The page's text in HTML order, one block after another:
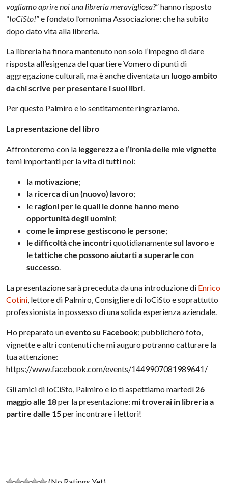
vogliamo aprire noi una libreria meravigliosa?” hanno risposto
“IoCiSto!” e fondato l’omonima Associazione: che ha subito
dopo dato vita alla libreria.
La libreria ha finora mantenuto non solo l’impegno di dare
risposta all’esigenza del quartiere Vomero di punti di
aggregazione culturali, ma è anche diventata un luogo ambito
da chi scrive per presentare i suoi libri
Per questo Palmiro e io sentitamente ringraziamo.
La presentazione del libro
Affronteremo con la leggerezza e l’ironia delle mie vignette
temi importanti per la vita di tutti noi:
la motivazione;
la ricerca di un (nuovo) lavoro;
le ragioni per le quali le donne hanno meno
opportunità degli uomini;
come le imprese gestiscono le persone;
ledifficoltà che incontriquotidianamentesul lavoroe
letattiche che possono aiutarti a superarle con
successo
La presentazione sarà preceduta da una introduzione di Enrico
Cotini , lettore di Palmiro, Consigliere di IoCiSto e soprattutto
professionista in possesso di una solida esperienza aziendale.
Ho preparato unevento su Facebook; pubblicherò foto,
vignette e altri contenuti che mi auguro potranno catturare la
tua attenzione:
https://www.facebook.com/events/1449907081989641/
Gli amici di IoCiSto, Palmiro e io ti aspettiamo martedì 26
maggio alle 18per la presentazione: mi troverai in libreria a
partire dalle 15per incontrare i lettori!